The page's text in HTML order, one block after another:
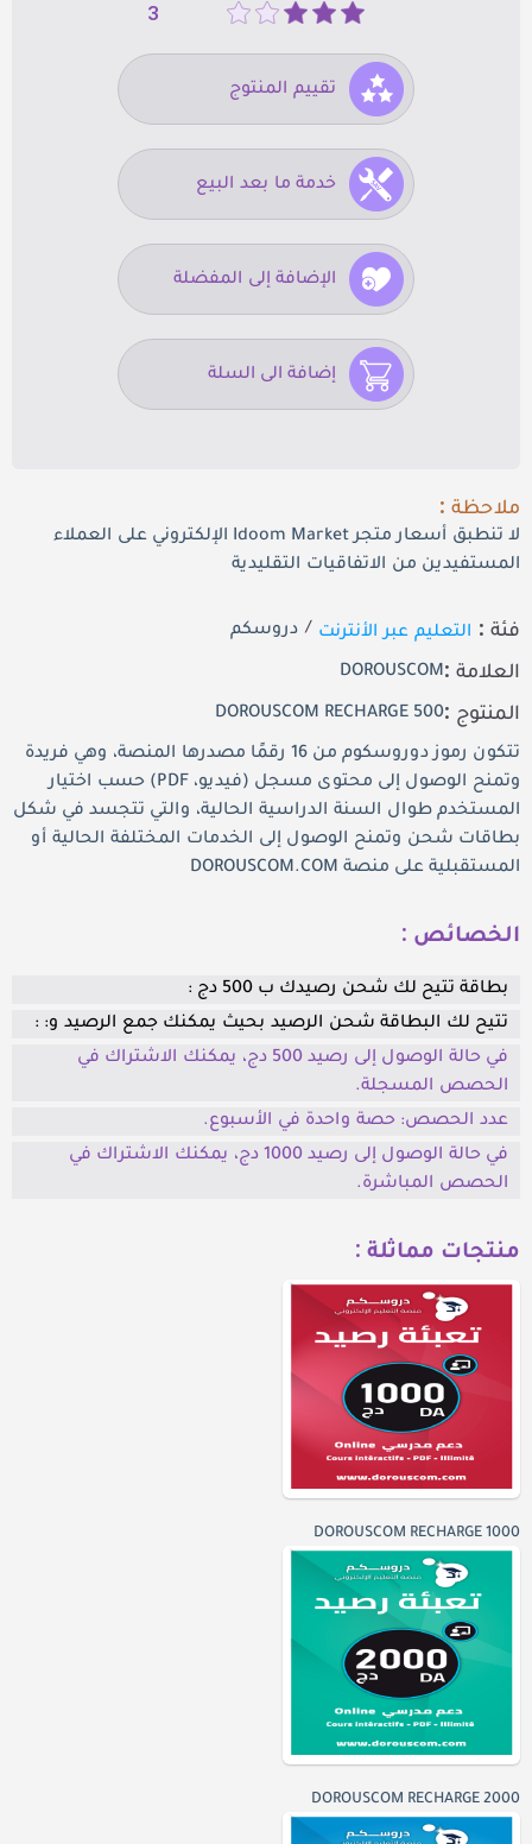
3
تقييم المنتوج
خدمة ما بعد البيع
الإضافة إلى المفضلة
ملاحظة :
لا تنطبق أسعار متجر Idoom Market الإلكتروني على العملاء
المستفيدين من الاتفاقيات التقليدية
فئة : التعليم عبر الأنترنت / دروسكم
العلامة :DOROUSCOM
المنتوج :DOROUSCOM RECHARGE 500
تتكون رموز دوروسكوم من 16 رقمًا مصدرها المنصة، وهي فريدة
وتمنح الوصول إلى محتوى مسجل (فيديو، PDF) حسب اختيار
المستخدم طوال السنة الدراسية الحالية، والتي تتجسد في شكل
بطاقات شحن وتمنح الوصول إلى الخدمات المختلفة الحالية أو
المستقبلية على منصة DOROUSCOM.COM
الخصائص :
بطاقة تتيح لك شحن رصيدك ب 500 دج :
تتيح لك البطاقة شحن الرصيد بحيث يمكنك جمع الرصيد و: :
في حالة الوصول إلى رصيد 500 دج، يمكنك الاشتراك في
الحصص المسجلة.
عدد الحصص: حصة واحدة في الأسبوع.
في حالة الوصول إلى رصيد 1000 دج، يمكنك الاشتراك في
الحصص المباشرة.
منتجات مماثلة :
DOROUSCOM RECHARGE 1000
DOROUSCOM RECHARGE 2000